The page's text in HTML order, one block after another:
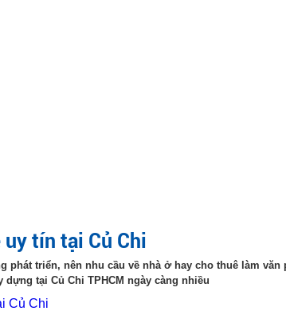
tín tại Củ Chi
phát triển, nên nhu cầu về nhà ở hay cho thuê làm
tại Củ Chi TPHCM ngày càng nhiều
Củ Chi